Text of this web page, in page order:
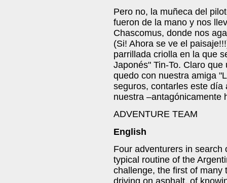
Pero no, la muñeca del
fueron de la mano y nos
Chascomus, donde nos
(Si! Ahora se ve el
parrillada criolla en la que
Japonés" Tin-To. Claro
quedo con nuestra amiga
seguros, contarles este día
nuestra –antagónicamente
ADVENTURE TEAM
English
Four adventurers in search
typical routine of the
challenge, the first of many
driving on asphalt, of